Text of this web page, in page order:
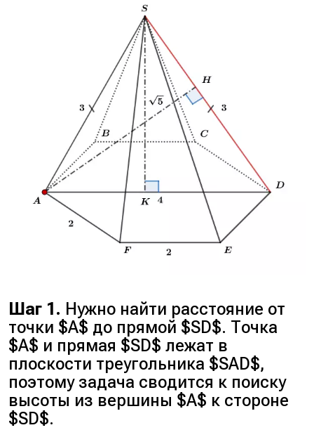
Шаг 1. Нужно найти расстояние от
точки $A$ до прямой $SD$. Точка
$A$ и прямая $SD$ лежат в
плоскости треугольника $SAD$,
поэтому задача сводится к поиску
высоты из вершины $A$ к стороне
$SD$.